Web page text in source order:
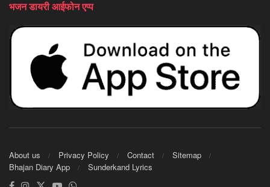
भजन डायरी आईफोन एप्प
About us Privacy Policy Contact
Sitemap
Bhajan Diary App
Sunderkand Lyrics